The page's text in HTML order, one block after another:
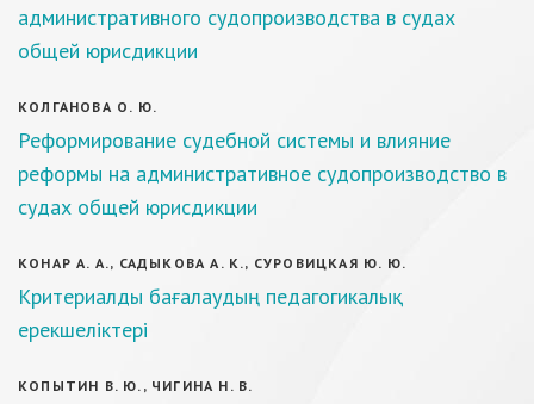
административного судопроизводства в судах
общей юрисдикции
КОЛГАНОВА О. Ю.
Реформирование судебной системы и влияние
реформы на административное судопроизводство в
судах общей юрисдикции
КОНАР А. А., САДЫКОВА А. К., СУРОВИЦКАЯ Ю. Ю.
Критериалды бағалаудың педагогикалық
ерекшеліктері
КОПЫТИН В. Ю., ЧИГИНА Н. В.